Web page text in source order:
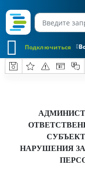
Подключиться
НАРУШЕНИЯ